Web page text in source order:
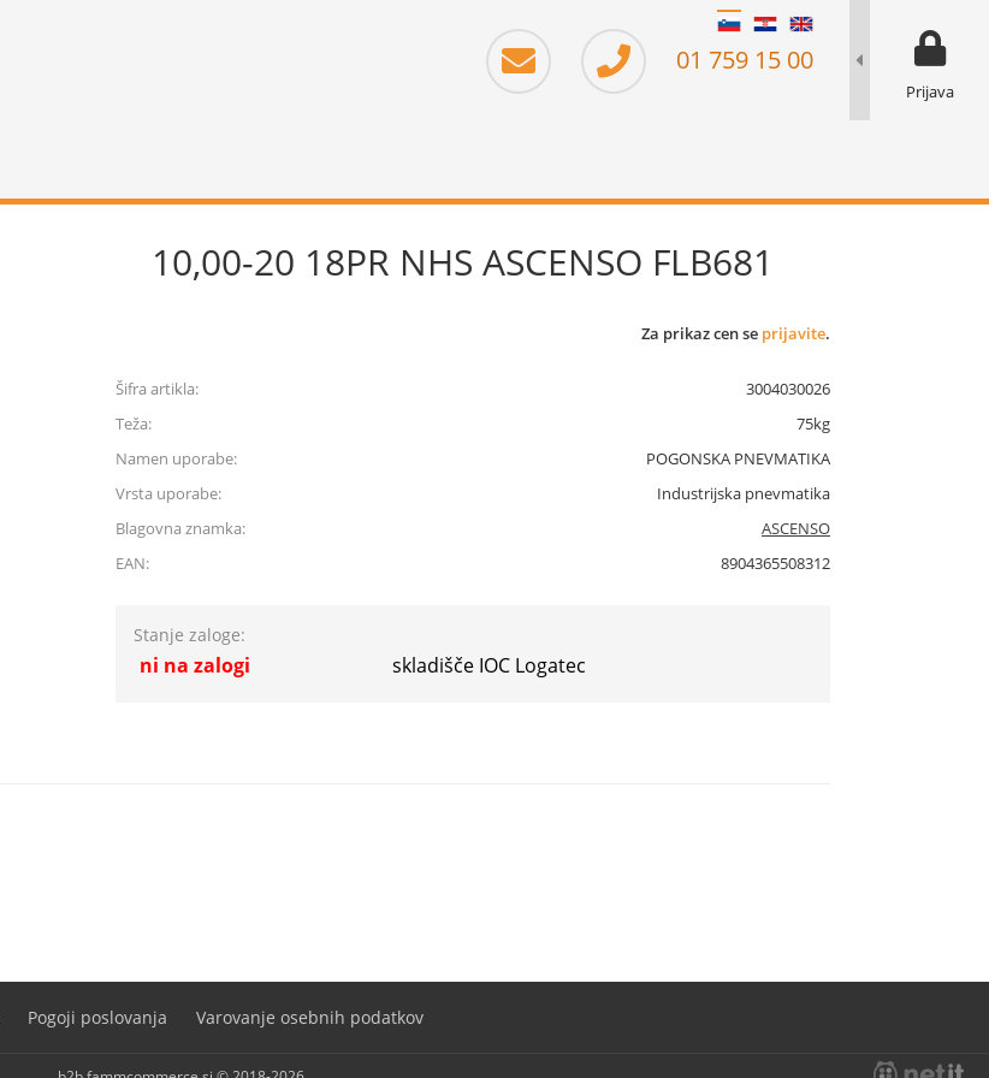
01 759 15 00
prikaz za
Prijava
10,00-20 18PR NHS ASCENSO FLB681
Za prikaz cen se prijavite.
Šifra artikla:
3004030026
Teža:
75kg
Namen uporabe:
POGONSKA PNEVMATIKA
Vrsta uporabe:
Industrijska pnevmatika
Blagovna znamka:
ASCENSO
EAN:
8904365508312
Stanje zaloge:
ni na zalogi skladišče IOC Logatec
Pogoji poslovanja Varovanje osebnih podatkov